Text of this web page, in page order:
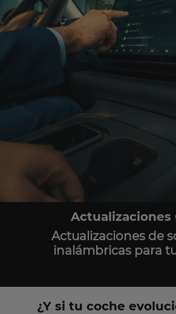
Actualizaciones
Actualizaciones de
inalámbricas para
¿Y si tu coche